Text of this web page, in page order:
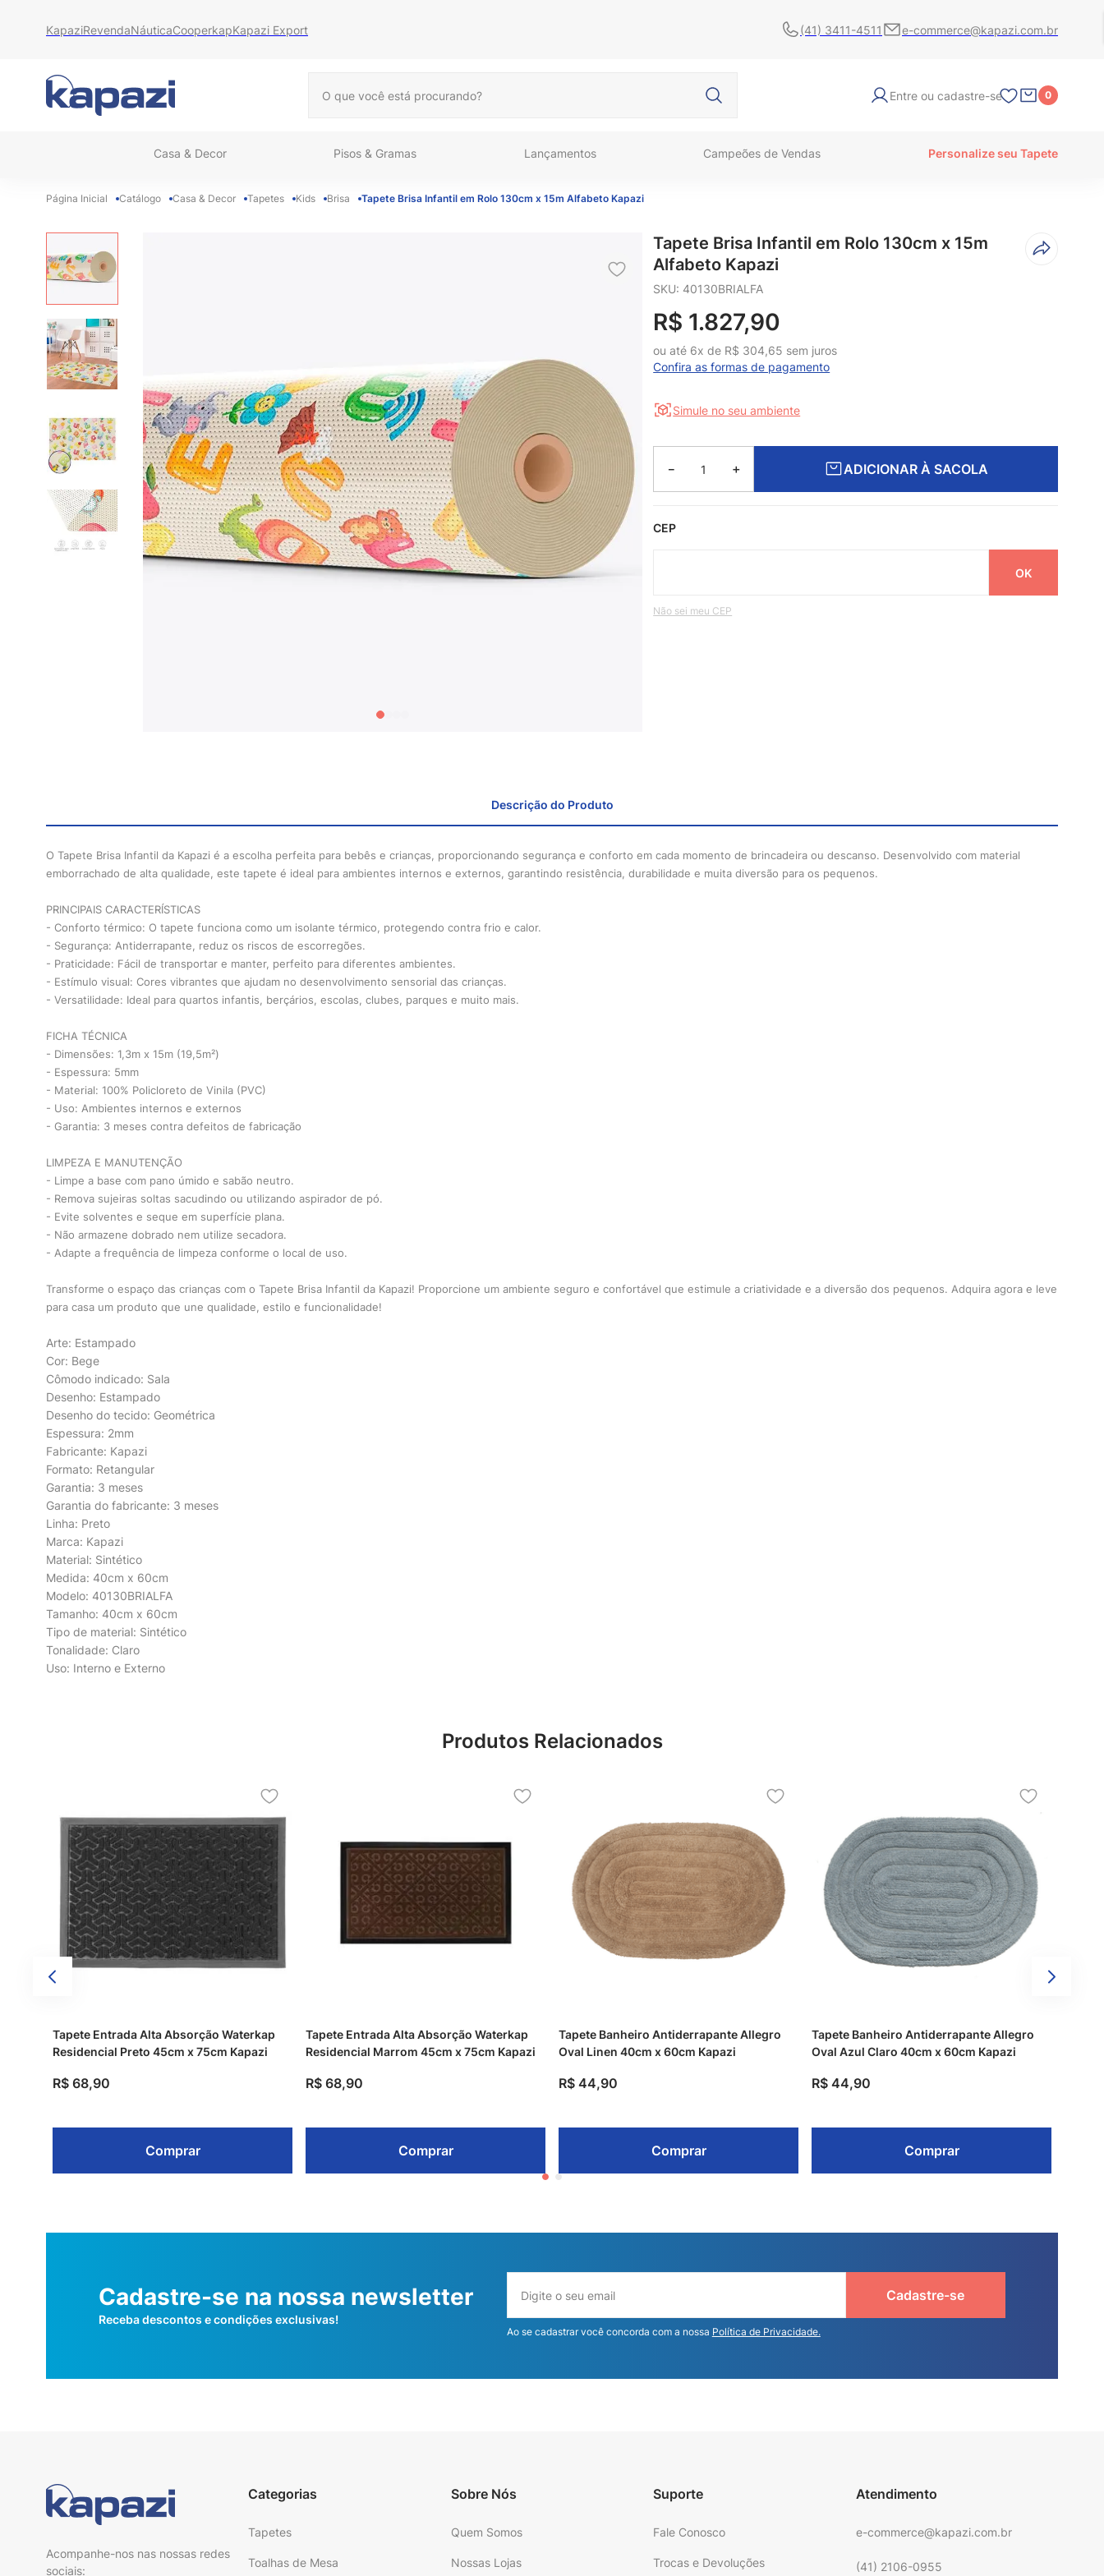
KapaziRevendaNáuticaCooperkapKapazi Export (41) 3411-4511 e-commerce@kapazi.com.br
Entre ou cadastre-se 0
Casa & Decor Pisos & Gramas Lançamentos Campeões de Vendas Personalize seu Tapete
Catálogo Casa & Decor Tapetes Kids Brisa Tapete Brisa Infantil em Rolo 130cm x 15m Alfabeto Kapazi
Tapete Brisa Infantil em Rolo 130cm x 15m
Alfabeto Kapazi
SKU: 40130BRIALFA
R$ 1.827,90
ou até 6x de R$ 304,65 sem juros
Confira as formas de pagamento
Simule no seu ambiente
＋
－ ADICIONAR À SACOLA
CEP
Não sei meu CEP
Descrição do Produto
O Tapete Brisa Infantil da Kapazi é a escolha perfeita para bebês e crianças, proporcionando segurança e conforto em cada momento de brincadeira ou descanso. Desenvolvido com material
emborrachado de alta qualidade, este tapete é ideal para ambientes internos e externos, garantindo resistência, durabilidade e muita diversão para os pequenos.
PRINCIPAIS CARACTERÍSTICAS
- Conforto térmico: O tapete funciona como um isolante térmico, protegendo contra frio e calor.
- Segurança: Antiderrapante, reduz os riscos de escorregões.
- Praticidade: Fácil de transportar e manter, perfeito para diferentes ambientes.
- Estímulo visual: Cores vibrantes que ajudam no desenvolvimento sensorial das crianças.
- Versatilidade: Ideal para quartos infantis, berçários, escolas, clubes, parques e muito mais.
FICHA TÉCNICA
- Dimensões: 1,3m x 15m (19,5m²)
- Espessura: 5mm
- Material: 100% Policloreto de Vinila (PVC)
- Uso: Ambientes internos e externos
- Garantia: 3 meses contra defeitos de fabricação
LIMPEZA E MANUTENÇÃO
- Limpe a base com pano úmido e sabão neutro.
- Remova sujeiras soltas sacudindo ou utilizando aspirador de pó.
- Evite solventes e seque em superfície plana.
- Não armazene dobrado nem utilize secadora.
- Adapte a frequência de limpeza conforme o local de uso.
Transforme o espaço das crianças com o Tapete Brisa Infantil da Kapazi! Proporcione um ambiente seguro e confortável que estimule a criatividade e a diversão dos pequenos. Adquira agora e leve
para casa um produto que une qualidade, estilo e funcionalidade!
Arte: Estampado
Cor: Bege
Cômodo indicado: Sala
Desenho: Estampado
Desenho do tecido: Geométrica
Espessura: 2mm
Fabricante: Kapazi
Formato: Retangular
Garantia: 3 meses
Garantia do fabricante: 3 meses
Linha: Preto
Marca: Kapazi
Material: Sintético
Medida: 40cm x 60cm
Modelo: 40130BRIALFA
Tamanho: 40cm x 60cm
Tipo de material: Sintético
Tonalidade: Claro
Uso: Interno e Externo
Produtos Relacionados
Tapete Entrada Alta Absorção Waterkap
Residencial Preto 45cm x 75cm Kapazi
R$ 68,90
Comprar
Tapete Entrada Alta Absorção Waterkap
Residencial Marrom 45cm x 75cm Kapazi
R$ 68,90
Comprar
Tapete Banheiro Antiderrapante Allegro
Oval Linen 40cm x 60cm Kapazi
R$ 44,90
Comprar
Tapete Banheiro Antiderrapante Allegro
Oval Azul Claro 40cm x 60cm Kapazi
R$ 44,90
Comprar
Cadastre-se na nossa newsletter
Receba descontos e condições exclusivas!
Cadastre-se
Ao se cadastrar você concorda com a nossa Política de Privacidade.
Acompanhe-nos nas nossas redes
sociais:
Categorias
Tapetes
Toalhas de Mesa
Sobre Nós
Quem Somos
Nossas Lojas
Suporte
Fale Conosco
Trocas e Devoluções
Atendimento
e-commerce@kapazi.com.br
(41) 2106-0955